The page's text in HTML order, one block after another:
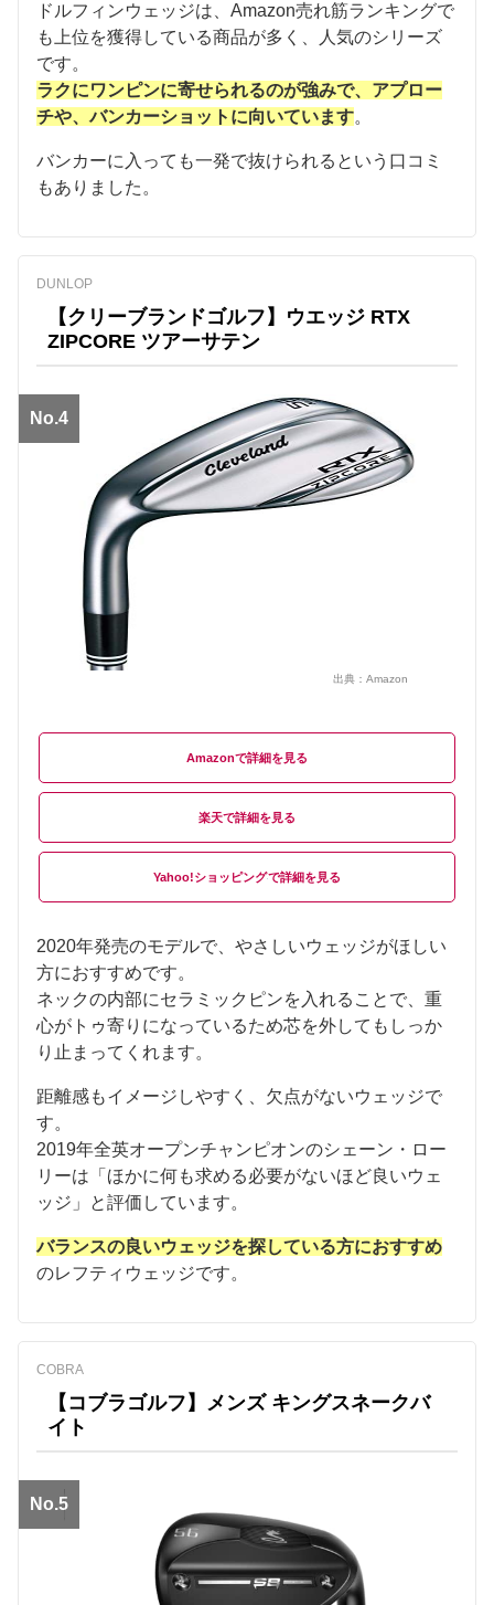
ドルフィンウェッジは、Amazon売れ筋ランキングで
も上位を獲得している商品が多く、人気のシリーズ
です。
ラクにワンピンに寄せられるのが強みで、アプロー
チや、バンカーショットに向いています。
バンカーに入っても一発で抜けられるという口コミ
もありました。
DUNLOP
【クリーブランドゴルフ】ウエッジ RTX
ZIPCORE ツアーサテン
No.4
出典： Amazon
Amazon
楽天
Yahoo!ショッピング
2020年発売のモデルで、やさしいウェッジがほしい
方におすすめです。
ネックの内部にセラミックピンを入れることで、重
心がトゥ寄りになっているため芯を外してもしっか
り止まってくれます。
距離感もイメージしやすく、欠点がないウェッジで
す。
2019年全英オープンチャンピオンのシェーン・ロー
リーは「ほかに何も求める必要がないほど良いウェ
ッジ」と評価しています。
バランスの良いウェッジを探している方におすすめ
のレフティウェッジです。
COBRA
【コブラゴルフ】メンズ キングスネークバ
イト
No.5